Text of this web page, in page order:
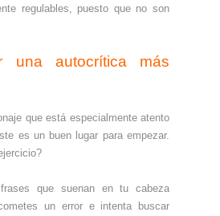
regulables, puesto que no son
una autocrítica más
que está especialmente atento
es un buen lugar para empezar.
que suenan en tu cabeza
un error e intenta buscar